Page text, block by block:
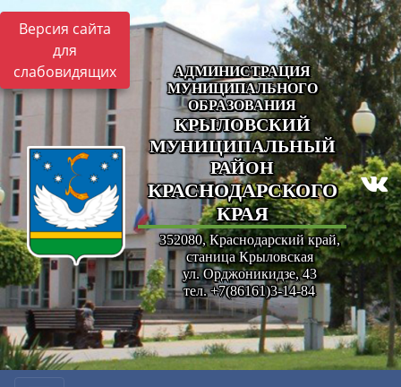
Версия сайта
для
слабовидящих
АДМИНИСТРАЦИЯ
МУНИЦИПАЛЬНОГО
ОБРАЗОВАНИЯ
КРЫЛОВСКИЙ
МУНИЦИПАЛЬНЫЙ
РАЙОН
КРАСНОДАРСКОГО
КРАЯ
352080, Краснодарский край,
станица Крыловская
ул. Орджоникидзе, 43
тел. +7(86161)3-14-84